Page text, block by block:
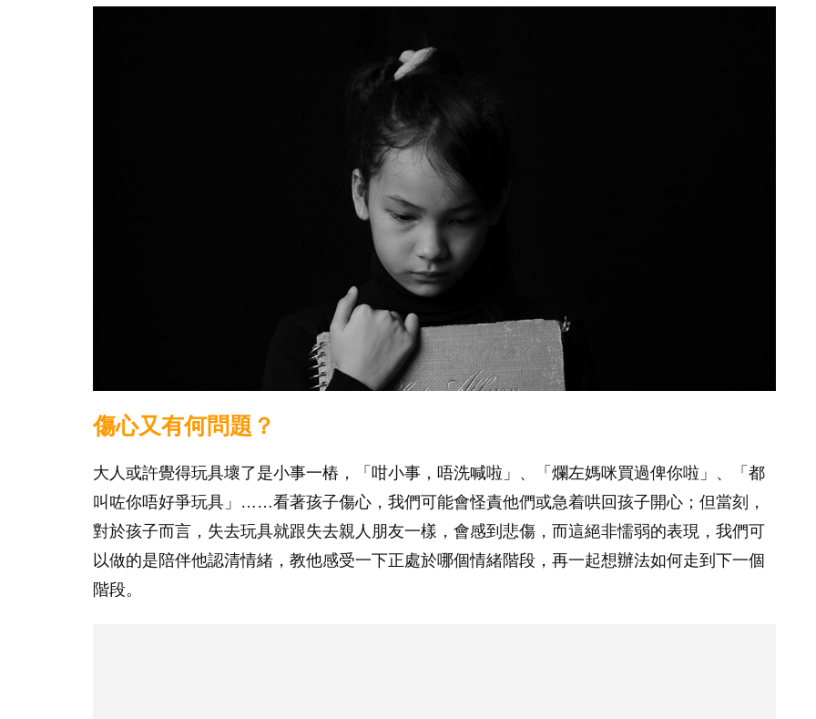
傷心又有何問題？
大人或許覺得玩具壞了是小事一樁，「咁小事，唔洗喊啦」、「爛左媽咪買過俾你啦」、「都
叫咗你唔好爭玩具」……看著孩子傷心，我們可能會怪責他們或急着哄回孩子開心；但當刻，
對於孩子而言，失去玩具就跟失去親人朋友一樣，會感到悲傷，而這絕非懦弱的表現，我們可
以做的是陪伴他認清情緒，教他感受一下正處於哪個情緒階段，再一起想辦法如何走到下一個
階段。